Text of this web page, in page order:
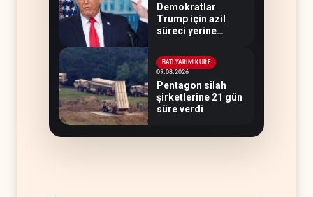
Demokratlar
Trump için azil
süreci yerine
hazırlıyor
BATI YARIM KÜRE
09.08.2026
Pentagon silah
şirketlerine 21 gün
süre verdi